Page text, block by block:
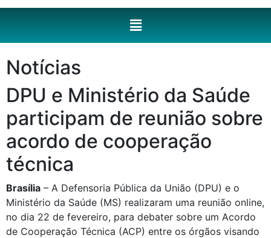
Notícias
DPU e Ministério da Saúde
participam de reunião sobre
acordo de cooperação
técnica
Brasília – A Defensoria Pública da União (DPU) e o
Ministério da Saúde (MS) realizaram uma reunião online,
no dia 22 de fevereiro, para debater sobre um Acordo
de Cooperação Técnica (ACP) entre os órgãos visando